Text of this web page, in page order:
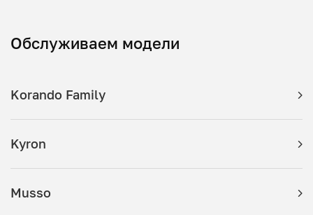
Обслуживаем модели
Korando Family
Kyron
Musso